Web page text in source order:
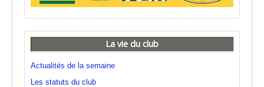
La vie du club
Actualités de la semaine
Les statuts du club